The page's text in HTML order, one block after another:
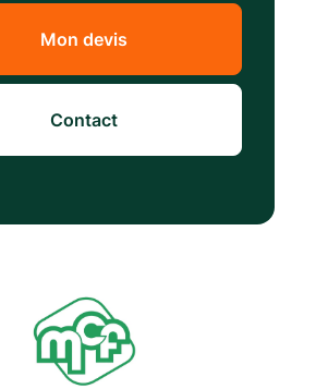
Mon devis
Contact